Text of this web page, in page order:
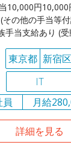
10,000円
の他の手当等
手当支給あり (
東京都 新宿区
IT
員
月給
詳細を見る